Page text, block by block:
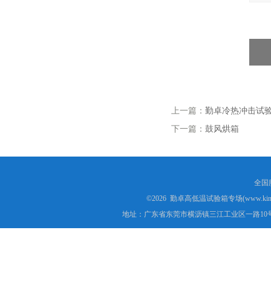
上一篇： 勤卓冷热冲击试
下一篇： 鼓风烘箱
全国
©2026 勤卓高低温试验箱专场
地址：广东省东莞市横沥镇三江工业区一路10